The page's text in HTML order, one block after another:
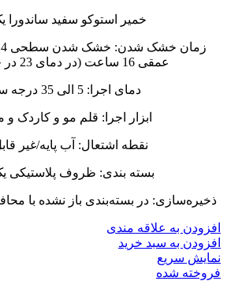
خمیر استوکو سفید ساندورا
عمقی 16 ساعت (در دمای 23 در جه سانتیگراد)
دمای اجرا: 5 الی 35 درجه سانتیگراد
ابزار اجرا: قلم مو و کاردک و
نقطه اشتعال: آب پایه/غیر
بسته بندی: ظروف پلاستیکی
ذخیره‌سازی: در بسته‌بندی باز نشده با محافظت
افزودن به علاقه مندی
افزودن به سبد خرید
نمایش سریع
فروخته شده